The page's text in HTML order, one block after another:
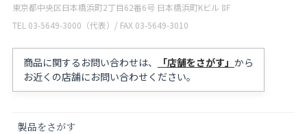
東京都中央区日本橋浜町2丁目62番6号 日本橋浜町Kビル 8F
TEL 03-5649-3000（代表）/ FAX 03-5649-3010
商品に関するお問い合わせは、 「店舗をさがす」 から
お近くの店舗にお問い合わせください。
製品をさがす